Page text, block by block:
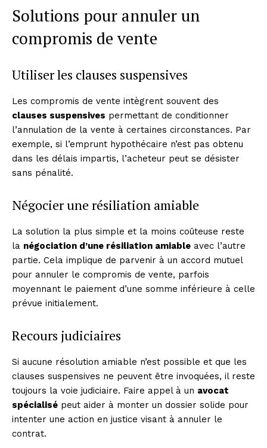
Solutions pour annuler un
compromis de vente
Utiliser les clauses suspensives
Les compromis de vente intègrent souvent des
clauses suspensives permettant de conditionner
l’annulation de la vente à certaines circonstances. Par
exemple, si l’emprunt hypothécaire n’est pas obtenu
dans les délais impartis, l’acheteur peut se désister
sans pénalité.
Négocier une résiliation amiable
La solution la plus simple et la moins coûteuse reste
la négociation d’une résiliation amiable avec l’autre
partie. Cela implique de parvenir à un accord mutuel
pour annuler le compromis de vente, parfois
moyennant le paiement d’une somme inférieure à celle
prévue initialement.
Recours judiciaires
Si aucune résolution amiable n’est possible et que les
clauses suspensives ne peuvent être invoquées, il reste
toujours la voie judiciaire. Faire appel à un avocat
spécialisé peut aider à monter un dossier solide pour
intenter une action en justice visant à annuler le
contrat.